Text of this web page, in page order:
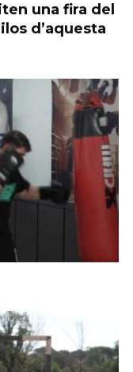
una fira del
d’aquesta